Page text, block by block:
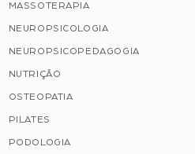
MASSOTERAPIA
NEUROPSICOLOGIA
NEUROPSICOPEDAGOGIA
NUTRIÇÃO
OSTEOPATIA
PILATES
PODOLOGIA